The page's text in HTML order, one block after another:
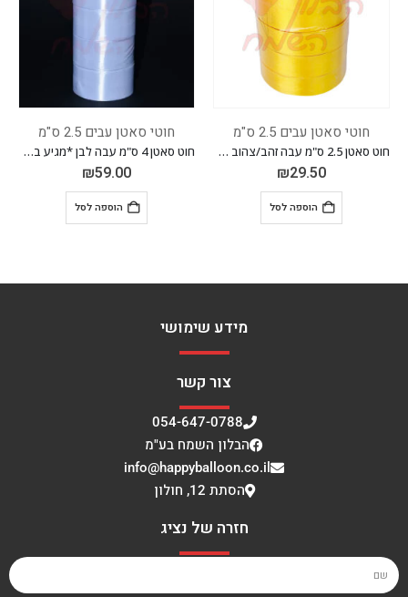
2.5 ס"מ
חוט סאטן 2.5 ס"מ עבה זהב/צהוב *מגיע בסיטונאות חבילה של 5 יח' *
חוטי סאטן עבים 2.5 ס"מ
חוט סאטן 4 ס"מ עבה לבן *מגיע בסיטונאות חבילה של 5 יח' *
חוטי סאטן
מידע שימושי
צור קשר
054-647-0788
הבלון השמח בע"מ
info@happyballoon.co.il
הסתת 12, חולון
חזרה של נציג